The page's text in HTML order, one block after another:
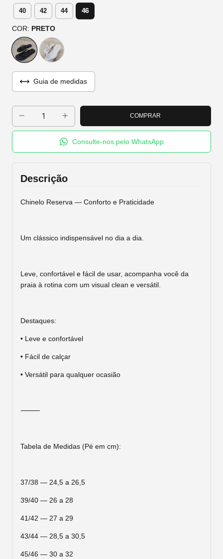
40 42 44 46
COR: PRETO
Guia de medidas
Consulte-nos pelo WhatsApp
Descrição
Chinelo Reserva — Conforto e Praticidade
Um clássico indispensável no dia a dia.
Leve, confortável e fácil de usar, acompanha você da
praia à rotina com um visual clean e versátil.
Destaques:
• Leve e confortável
• Fácil de calçar
• Versátil para qualquer ocasião
⸻
Tabela de Medidas (Pé em cm):
37/38 — 24,5 a 26,5
39/40 — 26 a 28
41/42 — 27 a 29
43/44 — 28,5 a 30,5
45/46 — 30 a 32